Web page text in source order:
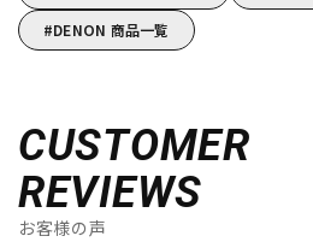
DENON 商品一覧
CUSTOMER
REVIEWS
お客様の声